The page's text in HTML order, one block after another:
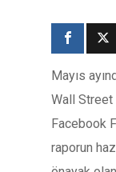
Mayıs
Wall Street
Facebook
raporun